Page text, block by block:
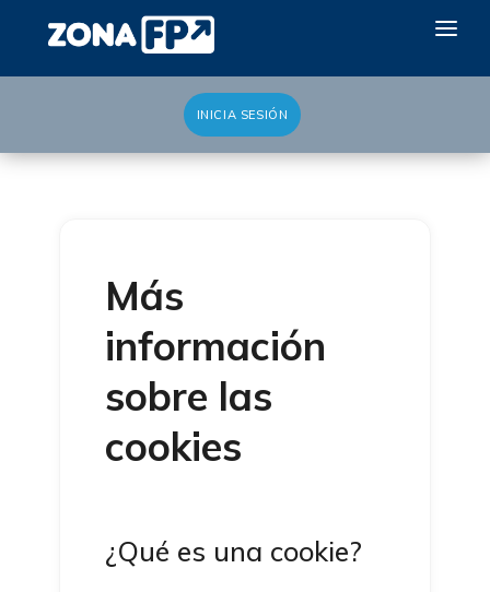
QUIERO EXPONER
INICIA SESIÓN
Más
información
sobre las
cookies
¿Qué es una cookie?